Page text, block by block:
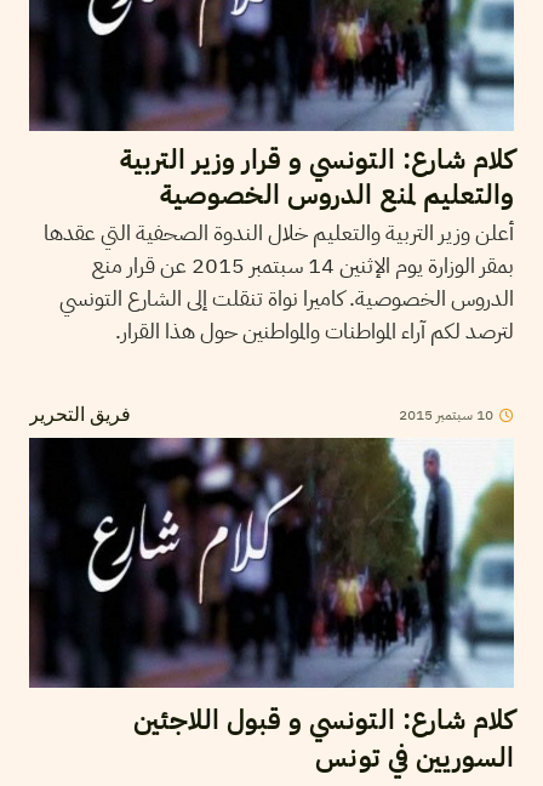
كلام شارع: التونسي و قرار وزير التربية
والتعليم لمنع الدروس الخصوصية
أعلن وزير التربية والتعليم خلال الندوة الصحفية التي عقدها
بمقر الوزارة يوم الإثنين 14 سبتمبر 2015 عن قرار منع
الدروس الخصوصية. كاميرا نواة تنقلت إلى الشارع التونسي
لترصد لكم آراء المواطنات والمواطنين حول هذا القرار.
فريق التحرير 10 سبتمبر 2015
كلام شارع: التونسي و قبول اللاجئين
السوريين في تونس